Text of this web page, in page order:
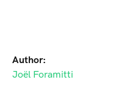
Author:
Joël Foramitti